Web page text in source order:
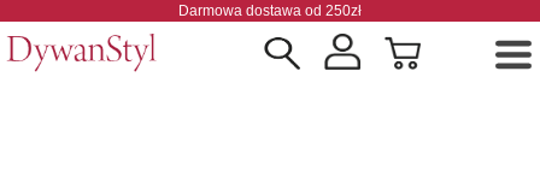
Darmowa dostawa od 250zł